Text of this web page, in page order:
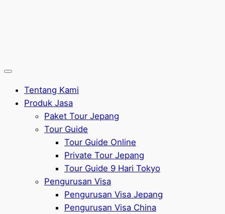
Tentang Kami
Produk Jasa
Paket Tour Jepang
Tour Guide
Tour Guide Online
Private Tour Jepang
Tour Guide 9 Hari Tokyo
Pengurusan Visa
Pengurusan Visa Jepang
Pengurusan Visa China